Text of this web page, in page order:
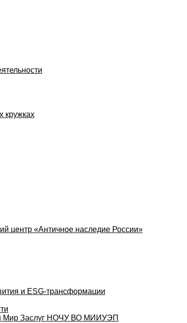
кружках
центр «Античное наследие России»
и ESG-трансформации
Мир Заслуг НОЧУ ВО МИИУЭП